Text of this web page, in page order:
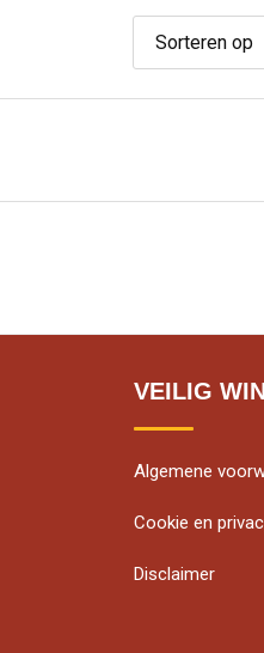
VEILIG
Algemene
Cookie en
Disclaimer